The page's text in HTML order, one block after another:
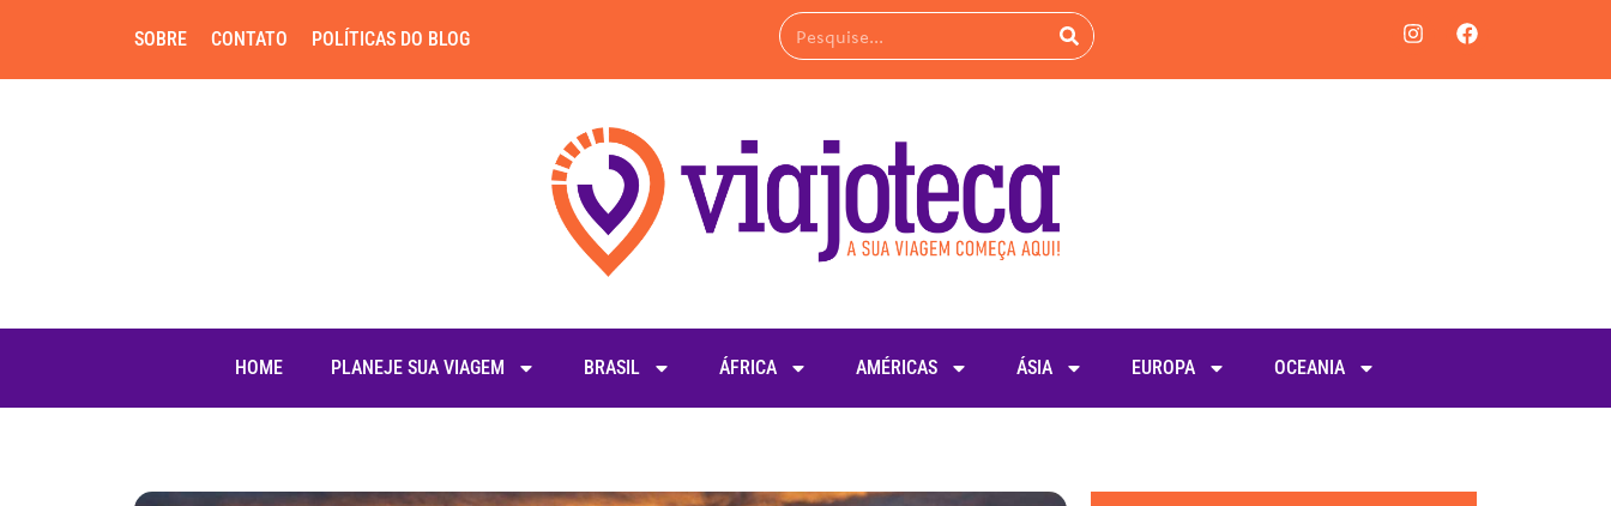
SOBRE CONTATO POLÍTICAS DO BLOG
HOME PLANEJE SUA VIAGEM BRASIL ÁFRICA AMÉRICAS ÁSIA EUROPA OCEANIA